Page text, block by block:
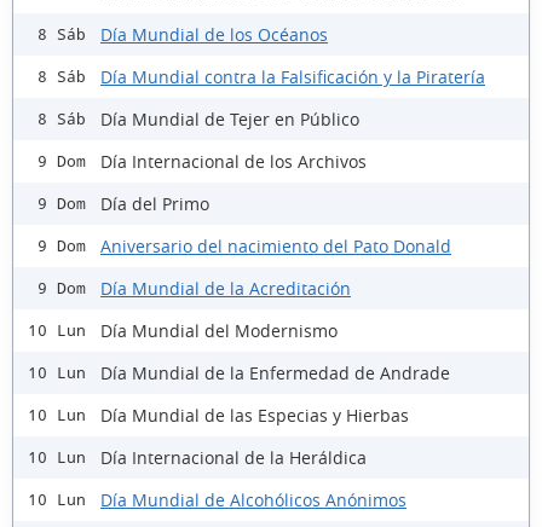
8 Sáb Día Mundial de los Océanos
8 Sáb Día Mundial contra la Falsificación y la Piratería
8 Sáb Día Mundial de Tejer en Público
9 Dom Día Internacional de los Archivos
9 Dom Día del Primo
9 Dom Aniversario del nacimiento del Pato Donald
9 Dom Día Mundial de la Acreditación
10 Lun Día Mundial del Modernismo
10 Lun Día Mundial de la Enfermedad de Andrade
10 Lun Día Mundial de las Especias y Hierbas
10 Lun Día Internacional de la Heráldica
10 Lun Día Mundial de Alcohólicos Anónimos